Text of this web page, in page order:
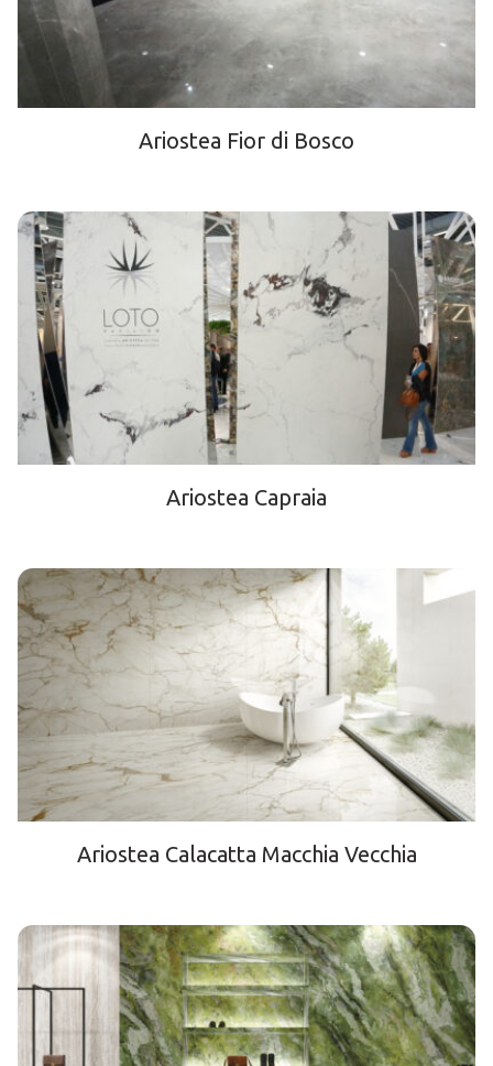
Ariostea Fior di Bosco
Ariostea Capraia
Ariostea Calacatta Macchia Vecchia